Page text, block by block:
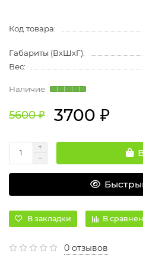
Код товара:
Габариты (ВхШхГ):
Вес:
5600 ₽ 3700 ₽
В закладки В
0 отзывов